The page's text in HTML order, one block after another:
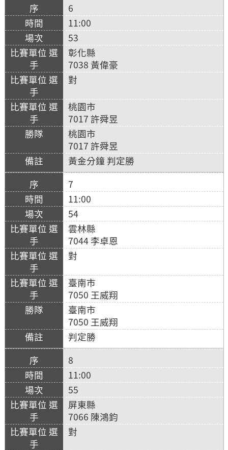
6
11:00
53
彰化縣
7038 黃偉豪
對
桃園市
7017 許舜昱
桃園市
7017 許舜昱
黃金分鐘 判定勝
7
11:00
54
雲林縣
7044 李卓恩
對
臺南市
7050 王威翔
臺南市
7050 王威翔
判定勝
8
11:00
55
屏東縣
7066 陳鴻鈞
對